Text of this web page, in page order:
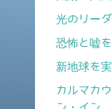
光のリー
恐怖と嘘
新地球を
カルマカ